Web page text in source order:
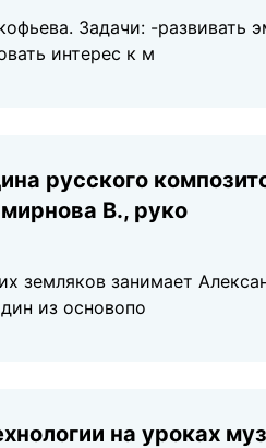
Задачи: -развивать
интерес к м
русского
В., руко
земляков занимает
из основопо
на уроках